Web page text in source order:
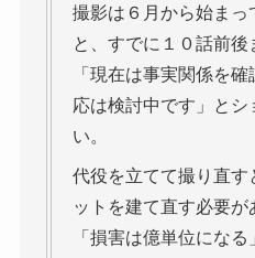
撮影は６月から始まっ
と、すでに１０話前
「現在は事実関係を
応は検討中です」とシ
い。
代役を立てて撮り直す
ットを建て直す必要
「損害は億単位になる